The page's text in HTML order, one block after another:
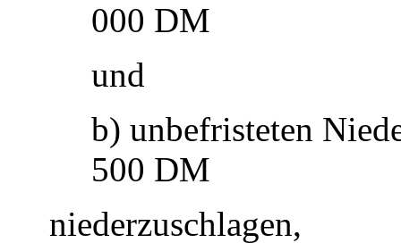
000 DM
und
b) unbefristeten
500 DM
niederzuschlagen,